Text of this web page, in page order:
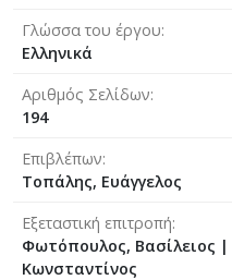
Γλώσσα του έργου
Ελληνικά
Αριθμός Σελίδων
194
Επιβλέπων
Τοπάλης, Ευάγγελος
Εξεταστική επιτροπή
Φωτόπουλος, Βασίλειος |
Κωνσταντίνος